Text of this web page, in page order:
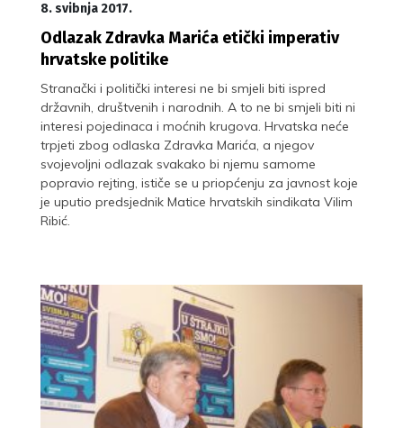
8. svibnja 2017.
Odlazak Zdravka Marića etički imperativ
hrvatske politike
Stranački i politički interesi ne bi smjeli biti ispred
državnih, društvenih i narodnih. A to ne bi smjeli biti ni
interesi pojedinaca i moćnih krugova. Hrvatska neće
trpjeti zbog odlaska Zdravka Marića, a njegov
svojevoljni odlazak svakako bi njemu samome
popravio rejting, ističe se u priopćenju za javnost koje
je uputio predsjednik Matice hrvatskih sindikata Vilim
Ribić.